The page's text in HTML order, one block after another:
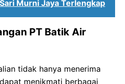
Murni Jaya Terlengkap
PT Batik Air
tidak hanya menerima
menikmati berbagai